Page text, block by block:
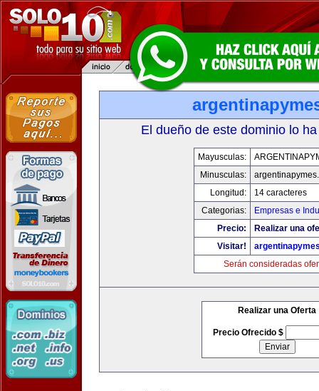
El dueño de este dominio lo
Mayusculas:
Minusculas:
Longitud:
14 caracteres
Categorias:
Empresas e
Precio:
Realizar una
Visitar!
Serán consideradas
Realizar una Oferta
Precio Ofrecido $